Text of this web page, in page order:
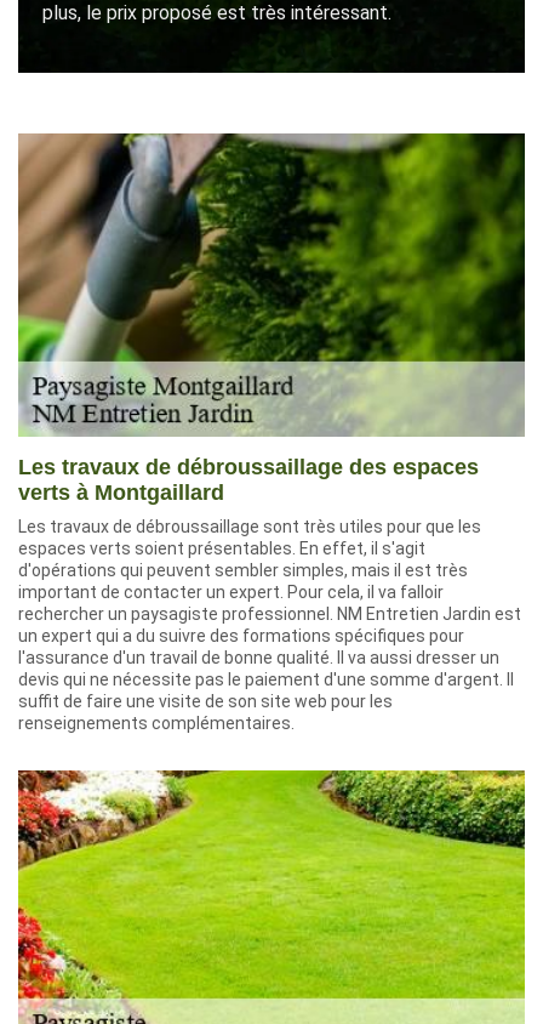
plus, le prix proposé est très intéressant.
Les travaux de débroussaillage des espaces
verts à Montgaillard
Les travaux de débroussaillage sont très utiles pour que les
espaces verts soient présentables. En effet, il s'agit
d'opérations qui peuvent sembler simples, mais il est très
important de contacter un expert. Pour cela, il va falloir
rechercher un paysagiste professionnel. NM Entretien Jardin est
un expert qui a du suivre des formations spécifiques pour
l'assurance d'un travail de bonne qualité. Il va aussi dresser un
devis qui ne nécessite pas le paiement d'une somme d'argent. Il
suffit de faire une visite de son site web pour les
renseignements complémentaires.